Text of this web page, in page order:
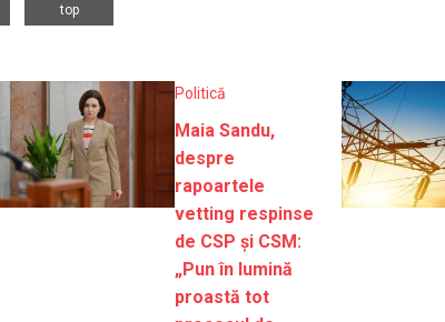
top
Politică
Maia Sandu,
despre
rapoartele
vetting respinse
de CSP și CSM:
„Pun în lumină
proastă tot